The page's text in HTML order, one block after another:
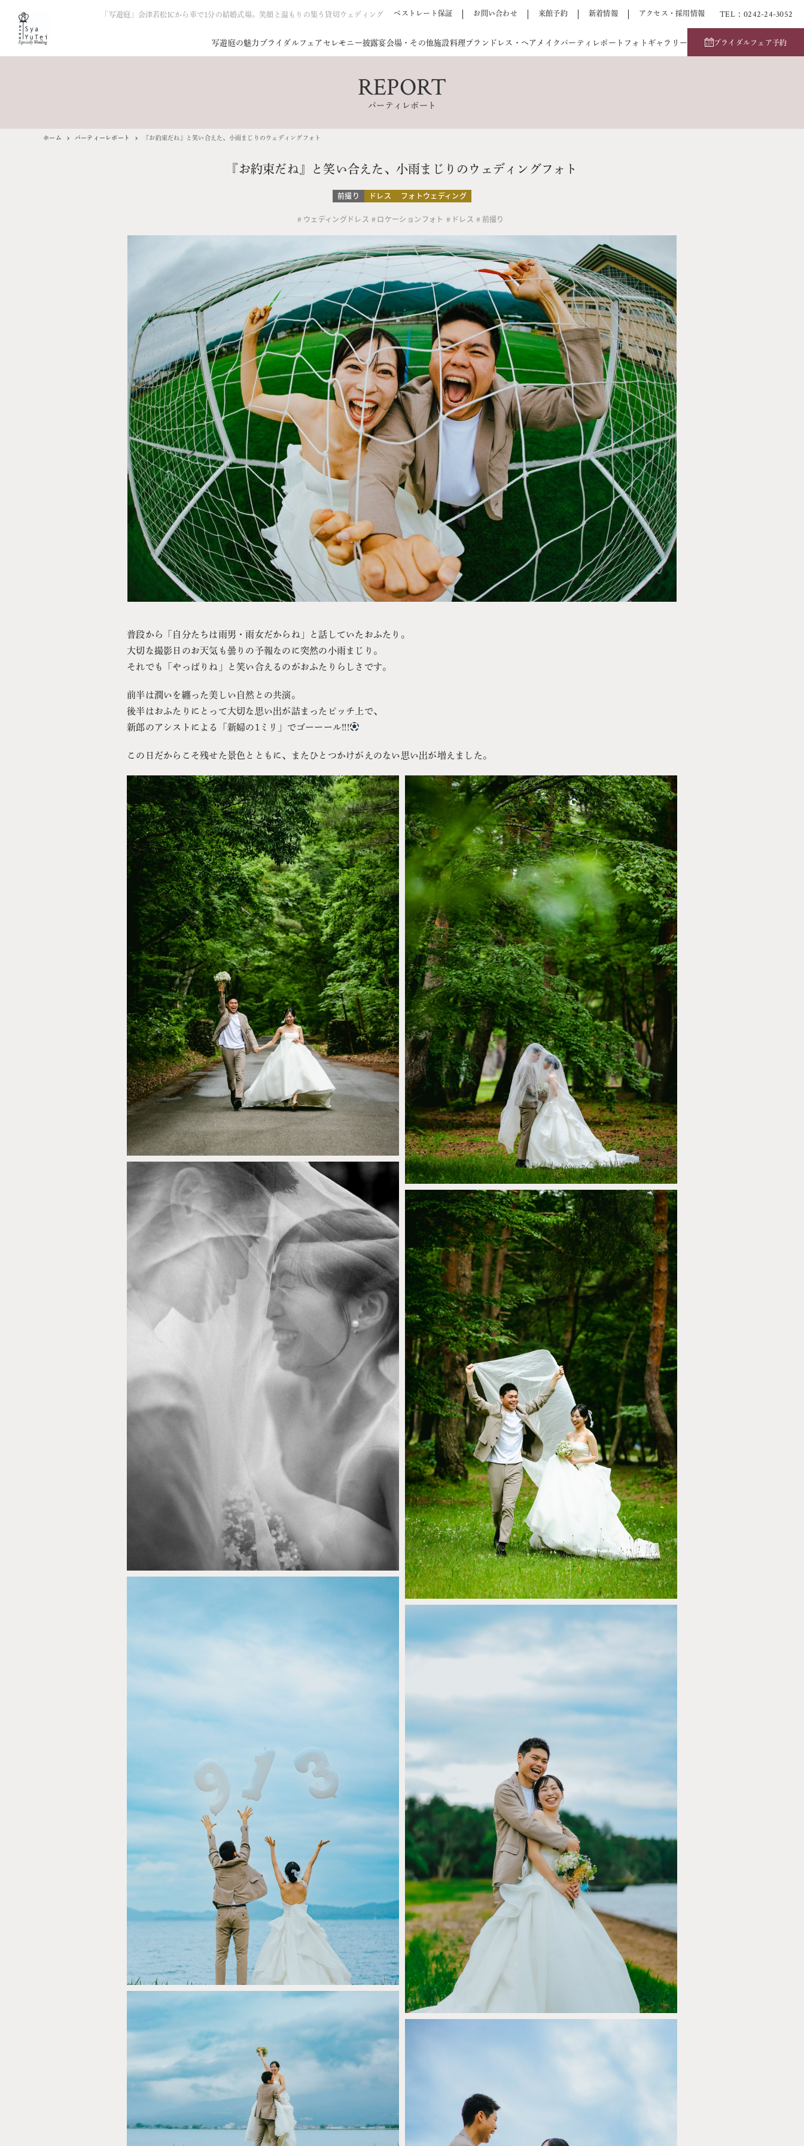
「写遊庭」会津若松ICから車で1分の結婚式場。笑顔と温もりの集う貸切ウェディング ベストレート保証 お問い合わせ 来館予約 新着情報 アクセス・採用情報 TEL：0242-24-3052
写遊庭の魅力 ブライダルフェア セレモニー披露宴会場・その他施設料理 プラン ドレス・ヘアメイク パーティレポート フォトギャラリー ブライダルフェア予約
REPORT
パーティレポート
ホーム パーティーレポート 『お約束だね』と笑い合えた、小雨まじりのウェディングフォト
『お約束だね』と笑い合えた、小雨まじりのウェディングフォト
前撮り ドレス フォトウェディング
ウェディングドレス ロケーションフォト ドレス 前撮り
普段から「自分たちは雨男・雨女だからね」と話していたおふたり。
大切な撮影日のお天気も曇りの予報なのに突然の小雨まじり。
それでも「やっぱりね」と笑い合えるのがおふたりらしさです。
前半は潤いを纏った美しい自然との共演。
後半はおふたりにとって大切な思い出が詰まったピッチ上で、
新郎のアシストによる「新婦の1ミリ」でゴーーール!!!
この日だからこそ残せた景色とともに、またひとつかけがえのない思い出が増えました。